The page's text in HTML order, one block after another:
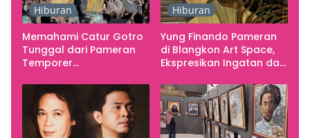
Hiburan
Memahami Catur Gotro
Tunggal dari Pameran
Temporer
Hiburan
Yung Finando Pameran
di Blangkon Art Space,
Ekspresikan Ingatan dan